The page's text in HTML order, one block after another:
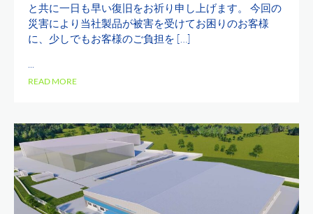
と共に一日も早い復旧をお祈り申し上げます。 今回の
災害により当社製品が被害を受けてお困りのお客様
に、少しでもお客様のご負担を […]
...
READ MORE